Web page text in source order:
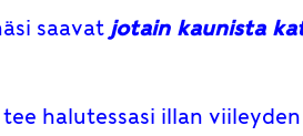
saavat jotain kaunista
halutessasi illan